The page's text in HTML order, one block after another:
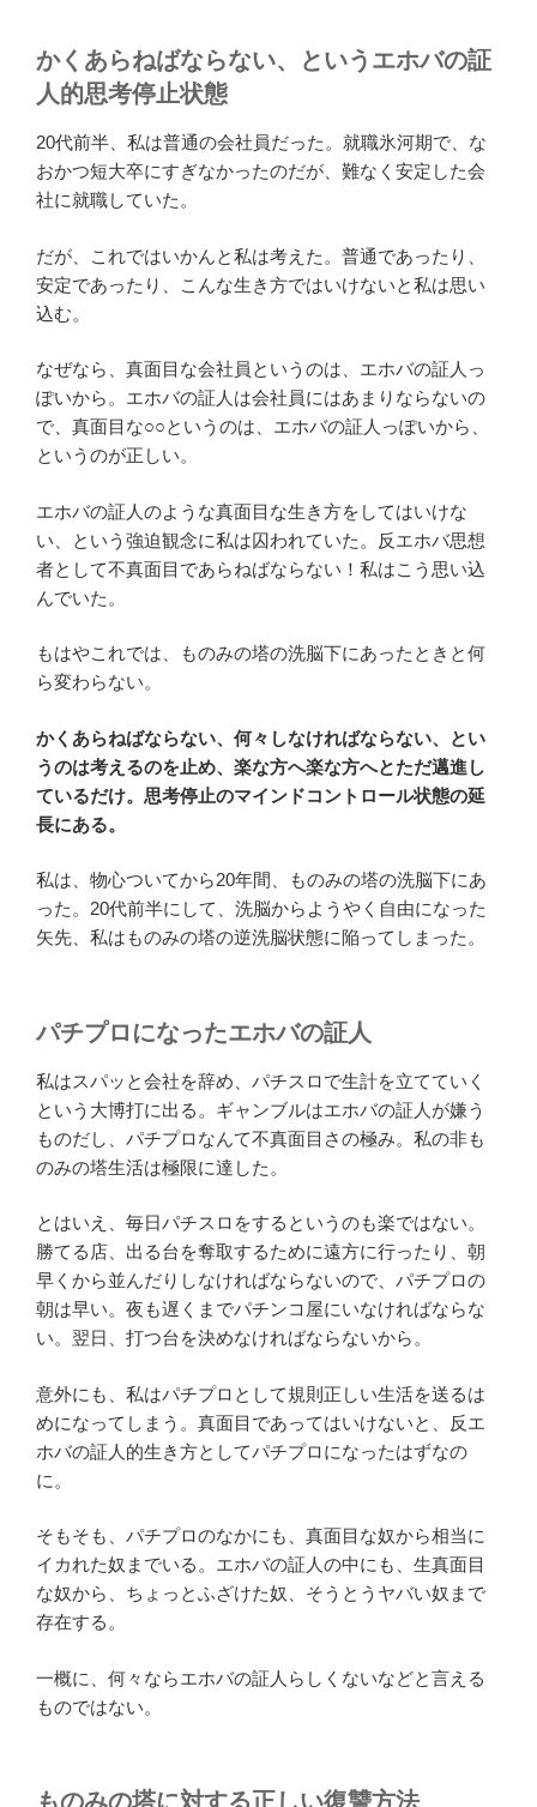
かくあらねばならない、というエホバの証
人的思考停止状態
20代前半、私は普通の会社員だった。就職氷河期で、な
おかつ短大卒にすぎなかったのだが、難なく安定した会
社に就職していた。
だが、これではいかんと私は考えた。普通であったり、
安定であったり、こんな生き方ではいけないと私は思い
込む。
なぜなら、真面目な会社員というのは、エホバの証人っ
ぽいから。エホバの証人は会社員にはあまりならないの
で、真面目な○○というのは、エホバの証人っぽいから、
というのが正しい。
エホバの証人のような真面目な生き方をしてはいけな
い、という強迫観念に私は囚われていた。反エホバ思想
者として不真面目であらねばならない！私はこう思い込
んでいた。
もはやこれでは、ものみの塔の洗脳下にあったときと何
ら変わらない。
かくあらねばならない、何々しなければならない、とい
うのは考えるのを止め、楽な方へ楽な方へとただ邁進し
ているだけ。思考停止のマインドコントロール状態の延
長にある。
私は、物心ついてから20年間、ものみの塔の洗脳下にあ
った。20代前半にして、洗脳からようやく自由になった
矢先、私はものみの塔の逆洗脳状態に陥ってしまった。
パチプロになったエホバの証人
私はスパッと会社を辞め、パチスロで生計を立てていく
という大博打に出る。ギャンブルはエホバの証人が嫌う
ものだし、パチプロなんて不真面目さの極み。私の非も
のみの塔生活は極限に達した。
とはいえ、毎日パチスロをするというのも楽ではない。
勝てる店、出る台を奪取するために遠方に行ったり、朝
早くから並んだりしなければならないので、パチプロの
朝は早い。夜も遅くまでパチンコ屋にいなければならな
い。翌日、打つ台を決めなければならないから。
意外にも、私はパチプロとして規則正しい生活を送るは
めになってしまう。真面目であってはいけないと、反エ
ホバの証人的生き方としてパチプロになったはずなの
に。
そもそも、パチプロのなかにも、真面目な奴から相当に
イカれた奴までいる。エホバの証人の中にも、生真面目
な奴から、ちょっとふざけた奴、そうとうヤバい奴まで
存在する。
一概に、何々ならエホバの証人らしくないなどと言える
ものではない。
ものみの塔に対する正しい復讐方法